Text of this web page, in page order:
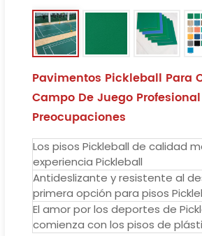
Pavimentos Pickleball Para
Campo De Juego Profesional
Preocupaciones
Los pisos Pickleball de calidad
experiencia Pickleball
Antideslizante y resistente al
primera opción para pisos
El amor por los deportes de
comienza con los pisos de